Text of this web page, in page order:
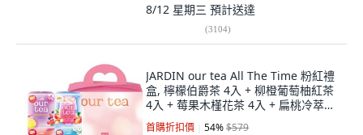
8/12 星期三 預計送達
(3104)
JARDIN our tea All The Time 粉紅禮
盒, 檸檬伯爵茶 4入 + 柳橙葡萄柚紅茶
4入 + 莓果木槿花茶 4入 + 扁桃冷萃茶
4入, 1套
首購折扣價 54%$579